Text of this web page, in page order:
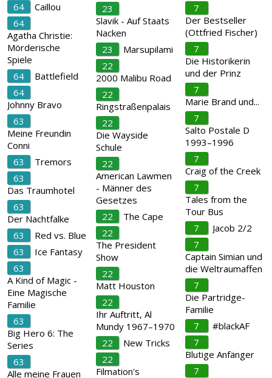
64
Caillou
64
Agatha Christie:
Mörderische
Spiele
64
Battlefield
64
Johnny Bravo
63
Meine Freundin
Conni
63
Tremors
63
Das Traumhotel
63
Der Nachtfalke
63
Red vs. Blue
63
Ice Fantasy
63
A Kind of Magic -
Eine Magische
Familie
63
Big Hero 6: The
Series
63
Alle meine Frauen
23
Slavik - Auf Staats
Nacken
23
Marsupilami
22
2000 Malibu Road
22
Ringstraßenpalais
22
Die Wayside
Schule
22
American Lawmen
- Männer des
Gesetzes
22
The Cape
22
The President
Show
22
Matt Houston
22
Ihr Auftritt, Al
Mundy 1967–1970
22
New Tricks
22
Filmation's
7
Der Bestseller
(Ottfried Fischer)
7
Die Historikerin
und der Prinz
7
Marie Brand und...
7
Salto Postale D
1993–1996
7
Craig of the Creek
7
Tales from the
Tour Bus
7
Jacob 2/2
7
Captain Simian und
die Weltraumaffen
7
Die Partridge-
Familie
7
#blackAF
7
Blutige Anfänger
7